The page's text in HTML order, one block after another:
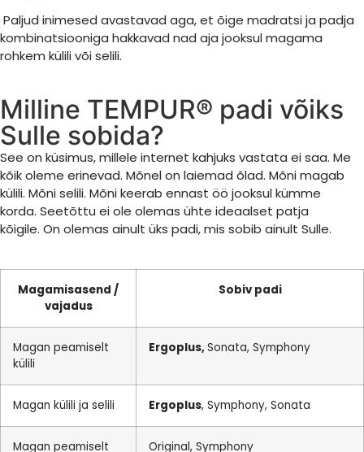
Paljud inimesed avastavad aga, et õige madratsi ja padja
kombinatsiooniga hakkavad nad aja jooksul magama
rohkem külili või selili.
Milline TEMPUR® padi võiks
Sulle sobida?
See on küsimus, millele internet kahjuks vastata ei saa. Me
kõik oleme erinevad. Mõnel on laiemad õlad. Mõni magab
külili. Mõni selili. Mõni keerab ennast öö jooksul kümme
korda. Seetõttu ei ole olemas ühte ideaalset patja
kõigile. On olemas ainult üks padi, mis sobib ainult Sulle.
Magamisasend /
vajadus
Sobiv padi
Magan peamiselt
külili
Ergoplus,Sonata, Symphony
Magan külili ja selili Ergoplus, Symphony, Sonata
Magan peamiselt Original, Symphony